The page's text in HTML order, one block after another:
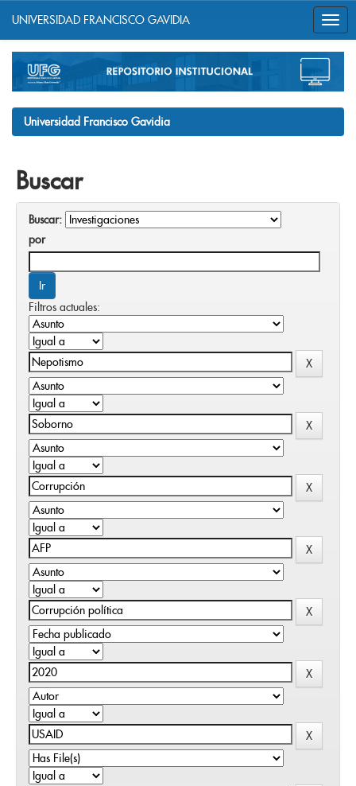
navigation
UNIVERSIDAD FRANCISCO GAVIDIA
Universidad Francisco Gavidia
Buscar
Buscar:
por
Filtros actuales: